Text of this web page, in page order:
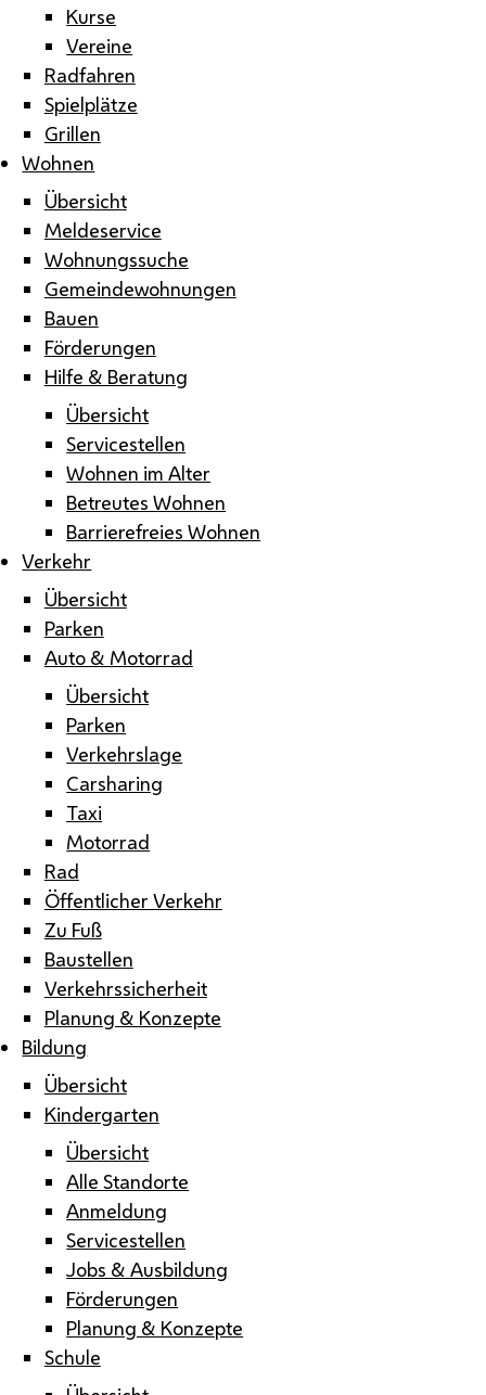
Kurse
Vereine
Radfahren
Spielplätze
Grillen
Wohnen
Übersicht
Meldeservice
Wohnungssuche
Gemeindewohnungen
Bauen
Förderungen
Hilfe & Beratung
Übersicht
Servicestellen
Wohnen im Alter
Betreutes Wohnen
Barrierefreies Wohnen
Verkehr
Übersicht
Parken
Auto & Motorrad
Übersicht
Parken
Verkehrslage
Carsharing
Taxi
Motorrad
Rad
Öffentlicher Verkehr
Zu Fuß
Baustellen
Verkehrssicherheit
Planung & Konzepte
Bildung
Übersicht
Kindergarten
Übersicht
Alle Standorte
Anmeldung
Servicestellen
Jobs & Ausbildung
Förderungen
Planung & Konzepte
Schule